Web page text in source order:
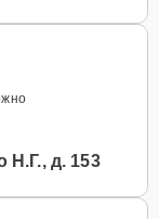
Н.Г., д. 153